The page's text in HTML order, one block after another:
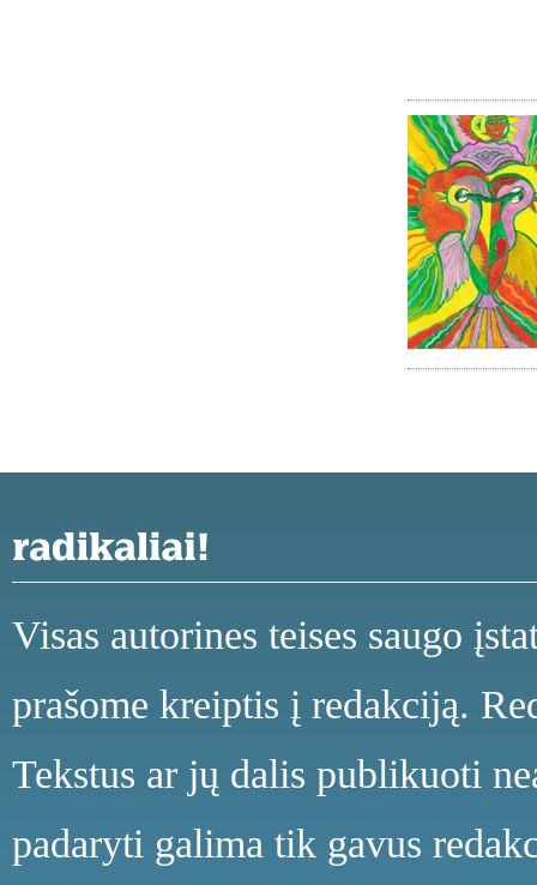
Visas autorines teises saugo
prašome kreiptis į redakciją.
Tekstus ar jų dalis publikuoti
padaryti galima tik gavus